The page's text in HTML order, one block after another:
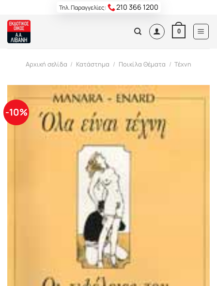
content
Τηλ. Παραγγελίες: 210 366 1200
0
Αρχική σελίδα / Κατάστημα / Ποικίλα Θέματα / Τέχνη
-10%